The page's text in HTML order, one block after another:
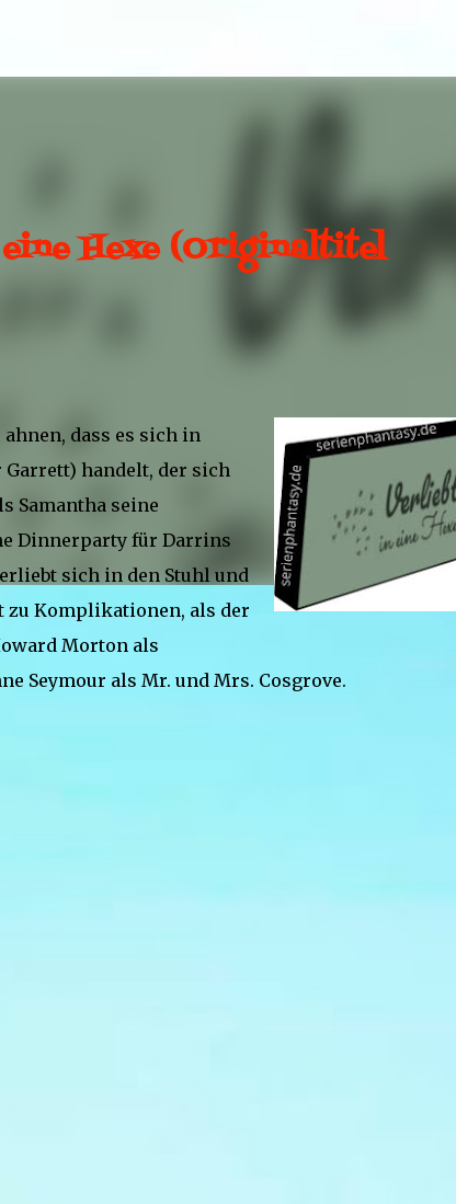
Hexe (Originaltitel
dass es sich in
handelt, der sich
Samantha seine
Dinnerparty für Darrins
sich in den Stuhl und
zu Komplikationen, als der
Morton als
Seymour als Mr. und Mrs. Cosgrove.